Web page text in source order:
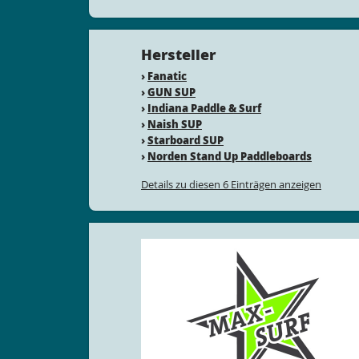
Hersteller
› Fanatic
›GUN SUP
› Indiana Paddle & Surf
› Naish SUP
›Starboard SUP
› Norden Stand Up Paddleboards
Details zu diesen 6 Einträgen anzeigen